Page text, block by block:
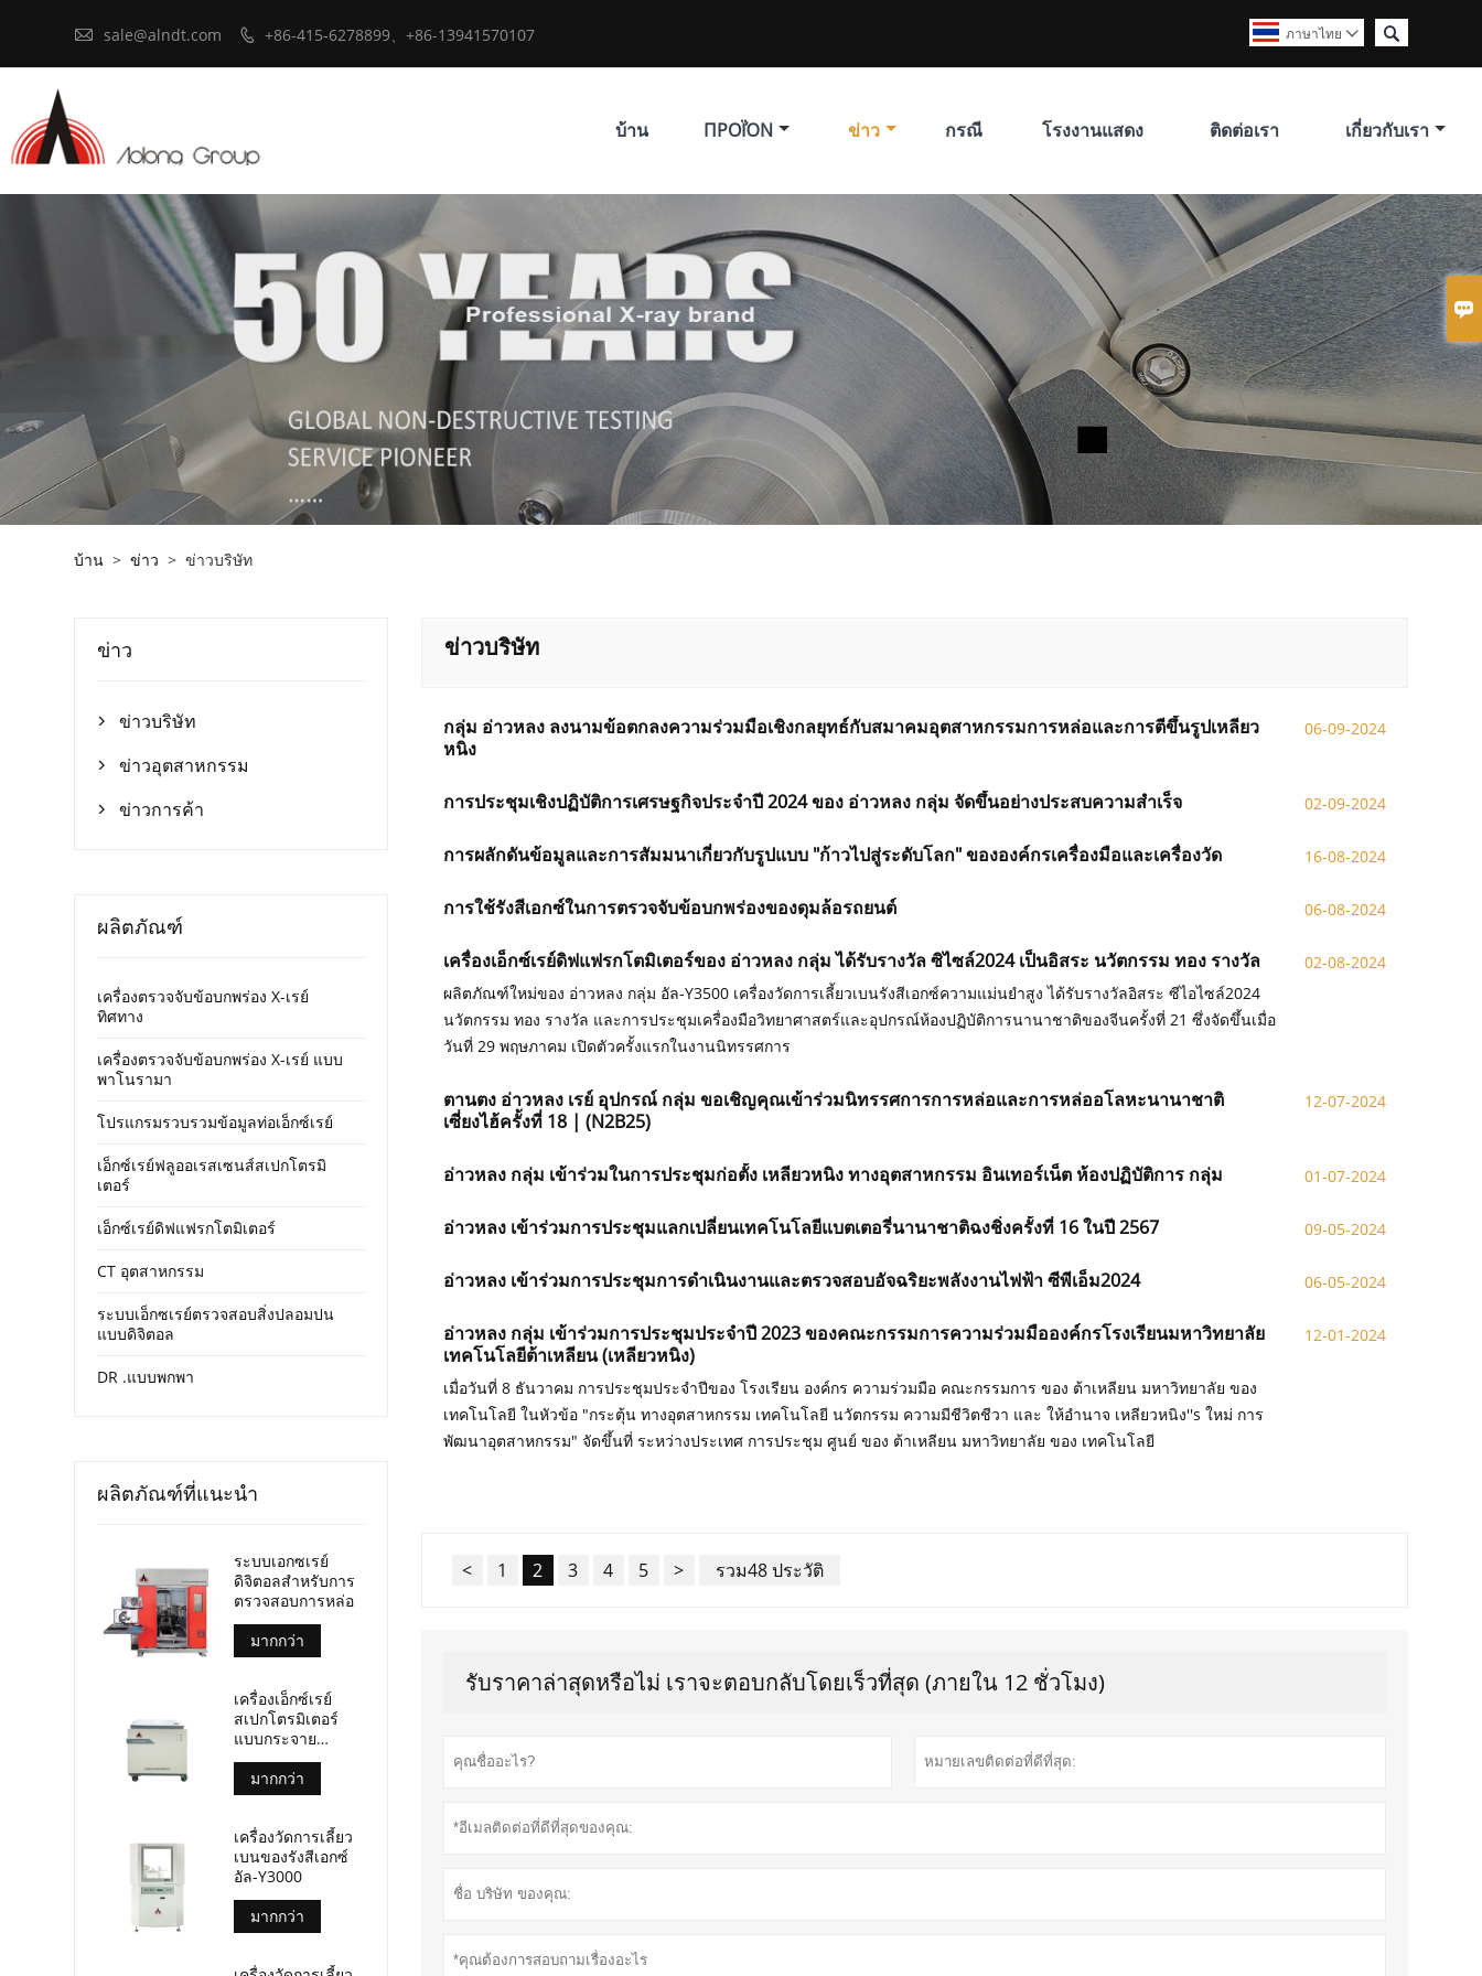

 sale@alndt.com  +86-415-6278899、+86-13941570107 
ภาษาไทย 
บ้าน ΠΡΟΪΌΝ ข่าว กรณี โรงงานแสดง ติดต่อเรา เกี่ยวกับเรา
บ้าน > ข่าว > ข่าวบริษัท
ข่าวบริษัท
กลุ่ม อ่าวหลง ลงนามข้อตกลงความร่วมมือเชิงกลยุทธ์กับสมาคมอุตสาหกรรมการหล่อและการตีขึ้นรูปเหลียว
หนิง
06-09-2024
การประชุมเชิงปฏิบัติการเศรษฐกิจประจำปี 2024 ของ อ่าวหลง กลุ่ม จัดขึ้นอย่างประสบความสำเร็จ 02-09-2024
การผลักดันข้อมูลและการสัมมนาเกี่ยวกับรูปแบบ "ก้าวไปสู่ระดับโลก" ขององค์กรเครื่องมือและเครื่องวัด 16-08-2024
การใช้รังสีเอกซ์ในการตรวจจับข้อบกพร่องของดุมล้อรถยนต์ 06-08-2024
เครื่องเอ็กซ์เรย์ดิฟแฟรกโตมิเตอร์ของ อ่าวหลง กลุ่ม ได้รับรางวัล ซิไซล์2024 เป็นอิสระ นวัตกรรม ทอง รางวัล
ผลิตภัณฑ์ใหม่ของ อ่าวหลง กลุ่ม อัล-Y3500 เครื่องวัดการเลี้ยวเบนรังสีเอกซ์ความแม่นยำสูง ได้รับรางวัลอิสระ ซีไอไซล์2024
นวัตกรรม ทอง รางวัล และการประชุมเครื่องมือวิทยาศาสตร์และอุปกรณ์ห้องปฏิบัติการนานาชาติของจีนครั้งที่ 21 ซึ่งจัดขึ้นเมื่อ
วันที่ 29 พฤษภาคม เปิดตัวครั้งแรกในงานนิทรรศการ
02-08-2024
ตานตง อ่าวหลง เรย์ อุปกรณ์ กลุ่ม ขอเชิญคุณเข้าร่วมนิทรรศการการหล่อและการหล่ออโลหะนานาชาติ
เซี่ยงไฮ้ครั้งที่ 18 | (N2B25)
12-07-2024
อ่าวหลง กลุ่ม เข้าร่วมในการประชุมก่อตั้ง เหลียวหนิง ทางอุตสาหกรรม อินเทอร์เน็ต ห้องปฏิบัติการ กลุ่ม 01-07-2024
อ่าวหลง เข้าร่วมการประชุมแลกเปลี่ยนเทคโนโลยีแบตเตอรี่นานาชาติฉงชิ่งครั้งที่ 16 ในปี 2567 09-05-2024
อ่าวหลง เข้าร่วมการประชุมการดำเนินงานและตรวจสอบอัจฉริยะพลังงานไฟฟ้า ซีพีเอ็ม2024 06-05-2024
อ่าวหลง กลุ่ม เข้าร่วมการประชุมประจำปี 2023 ของคณะกรรมการความร่วมมือองค์กรโรงเรียนมหาวิทยาลัย
เทคโนโลยีต้าเหลียน (เหลียวหนิง)
เมื่อวันที่ 8 ธันวาคม การประชุมประจำปีของ โรงเรียน องค์กร ความร่วมมือ คณะกรรมการ ของ ต้าเหลียน มหาวิทยาลัย ของ
เทคโนโลยี ในหัวข้อ "กระตุ้น ทางอุตสาหกรรม เทคโนโลยี นวัตกรรม ความมีชีวิตชีวา และ ให้อำนาจ เหลียวหนิง''s ใหม่ การ
พัฒนาอุตสาหกรรม" จัดขึ้นที่ ระหว่างประเทศ การประชุม ศูนย์ ของ ต้าเหลียน มหาวิทยาลัย ของ เทคโนโลยี
12-01-2024
< 1 2 3 4 5 > รวม48 ประวัติ
รับราคาล่าสุดหรือไม่ เราจะตอบกลับโดยเร็วที่สุด (ภายใน 12 ชั่วโมง)
ข่าว
 ข่าวบริษัท
 ข่าวอุตสาหกรรม
 ข่าวการค้า
ผลิตภัณฑ์
เครื่องตรวจจับข้อบกพร่อง X-เรย์
ทิศทาง
เครื่องตรวจจับข้อบกพร่อง X-เรย์ แบบ
พาโนรามา
โปรแกรมรวบรวมข้อมูลท่อเอ็กซ์เรย์
เอ็กซ์เรย์ฟลูออเรสเซนส์สเปกโตรมิ
เตอร์
เอ็กซ์เรย์ดิฟแฟรกโตมิเตอร์
CT อุตสาหกรรม
ระบบเอ็กซเรย์ตรวจสอบสิ่งปลอมปน
แบบดิจิตอล
DR .แบบพกพา
ผลิตภัณฑ์ที่แนะนำ
ระบบเอกซเรย์
ดิจิตอลสำหรับการ
ตรวจสอบการหล่อ
มากกว่า
เครื่องเอ็กซ์เรย์
สเปกโตรมิเตอร์
แบบกระจาย
ความยาวคลื่น (อัล-
บีพี-3000)
มากกว่า
เครื่องวัดการเลี้ยว
เบนของรังสีเอกซ์
อัล-Y3000
มากกว่า